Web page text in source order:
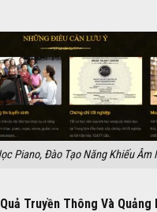
Piano, Đào Tạo Năng Khiếu Âm
Truyền Thông Và Quảng